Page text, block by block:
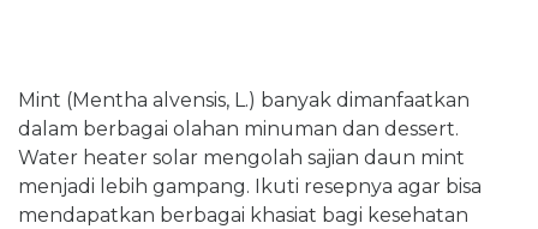
Mint (Mentha alvensis, L.) banyak dimanfaatkan
dalam berbagai olahan minuman dan dessert.
Water heater solar mengolah sajian daun mint
menjadi lebih gampang. Ikuti resepnya agar bisa
mendapatkan berbagai khasiat bagi kesehatan